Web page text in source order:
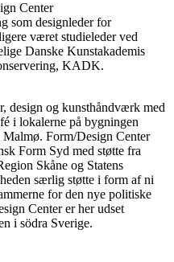
Center
som designleder for
været studieleder ved
Danske Kunstakademis
KADK.
design og kunsthåndværk med
i lokalerne på bygningen
Form/Design Center
Form Syd med støtte fra
Skåne og Statens
særlig støtte i form af ni
for den nye politiske
Center er her udset
i södra Sverige.